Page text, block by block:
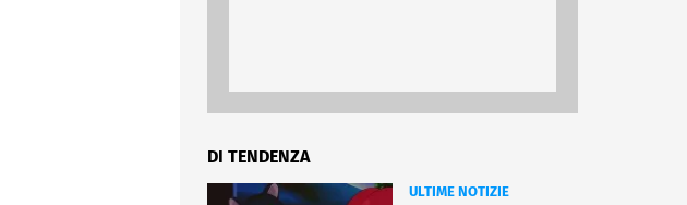
DI TENDENZA
ULTIME NOTIZIE